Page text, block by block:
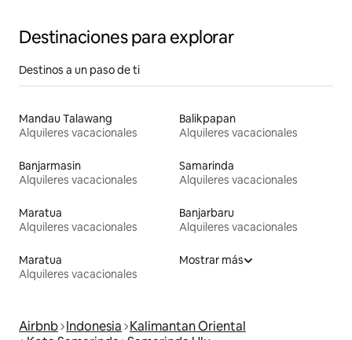
Destinaciones para explorar
Destinos a un paso de ti
Mandau Talawang
Alquileres vacacionales
Balikpapan
Alquileres vacacionales
Banjarmasin
Alquileres vacacionales
Samarinda
Alquileres vacacionales
Maratua
Alquileres vacacionales
Banjarbaru
Alquileres vacacionales
Maratua
Alquileres vacacionales
Mostrar más
Airbnb Indonesia Kalimantan Oriental